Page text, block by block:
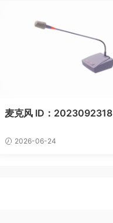
麦克风 ID：2023092318
2026-06-24